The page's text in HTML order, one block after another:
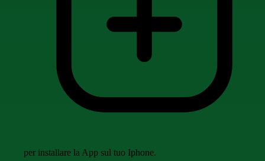
per installare la App sul tuo Iphone.